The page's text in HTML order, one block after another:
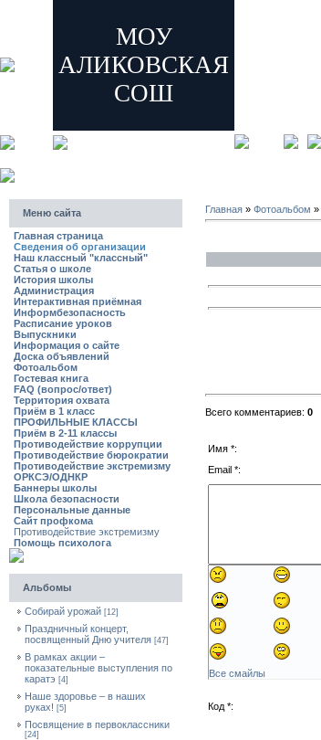
МОУ
АЛИКОВСКАЯ
СОШ
Меню сайта
Главная страница
Сведения об организации
Наш классный "классный"
Статья о школе
История школы
Администрация
Интерактивная приёмная
Информбезопасность
Расписание уроков
Выпускники
Информация о сайте
Доска объявлений
Фотоальбом
Гостевая книга
FAQ (вопрос/ответ)
Территория охвата
Приём в 1 класс
ПРОФИЛЬНЫЕ КЛАССЫ
Приём в 2-11 классы
Противодействие коррупции
Противодействие бюрократии
Противодействие экстремизму
ОРКСЭ/ОДНКР
Баннеры школы
Школа безопасности
Персональные данные
Сайт профкома
Противодействие экстремизму
Помощь психолога
Альбомы
Собирай урожай [12]
Праздничный концерт,
посвященный Дню учителя [47]
В рамках акции –
показательные выступления по
каратэ [4]
Наше здоровье – в наших
руках! [5]
Посвящение в первоклассники
[24]
Главная » Фотоальбом »
Всего комментариев: 0
Имя *:
Email *:
Все смайлы
Код *: